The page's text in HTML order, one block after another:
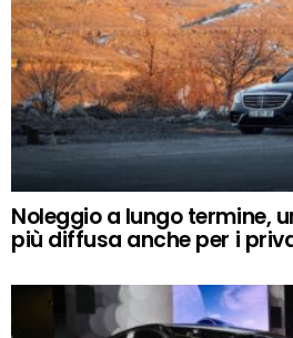
Noleggio a lungo termine,
più diffusa anche per i